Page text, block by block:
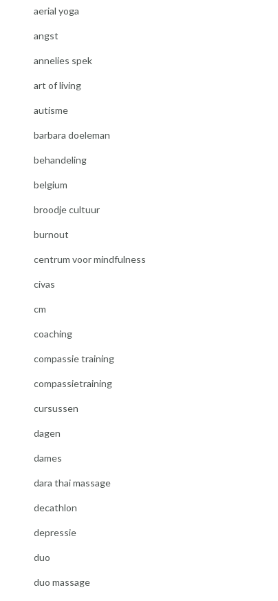
aerial yoga
angst
annelies spek
art of living
autisme
barbara doeleman
behandeling
belgium
broodje cultuur
burnout
centrum voor mindfulness
civas
cm
coaching
compassie training
compassietraining
cursussen
dagen
dames
dara thai massage
decathlon
depressie
duo
duo massage